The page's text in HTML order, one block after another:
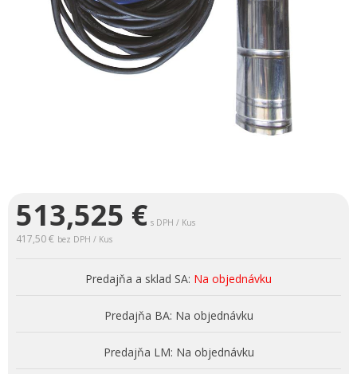
513,525 € s DPH / Kus
417,50 € bez DPH / Kus
Predajňa a sklad SA: Na objednávku
Predajňa BA: Na objednávku
Predajňa LM: Na objednávku